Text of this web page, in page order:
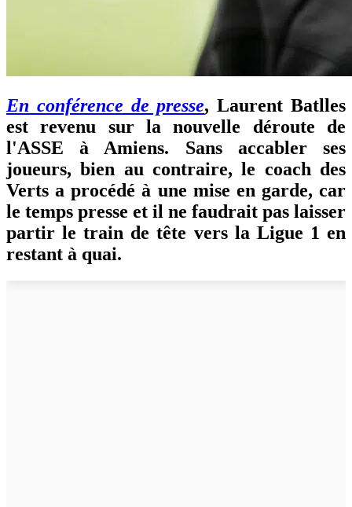
En conférence de presse, Laurent Batlles
est revenu sur la nouvelle déroute de
l'ASSE à Amiens. Sans accabler ses
joueurs, bien au contraire, le coach des
Verts a procédé à une mise en garde, car
le temps presse et il ne faudrait pas laisser
partir le train de tête vers la Ligue 1 en
restant à quai.